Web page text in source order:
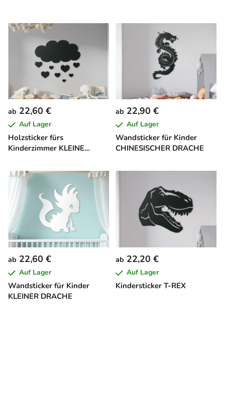
Holzsticker fürs
Kinderzimmer KLEINE
ab 22,60 €
Auf Lager
Wandsticker für Kinder
CHINESISCHER DRACHE
ab 22,90 €
Auf Lager
Wandsticker für Kinder
KLEINER DRACHE
ab 22,60 €
Auf Lager
Kindersticker T-REX
ab 22,20 €
Auf Lager